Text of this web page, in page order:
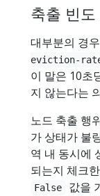
축출 빈
대부분의 경
eviction-
이 말은 10초
지 않는다는
노드 축출 행
가 상태가 불
역 내 동시에
되는지 체크
False
값을